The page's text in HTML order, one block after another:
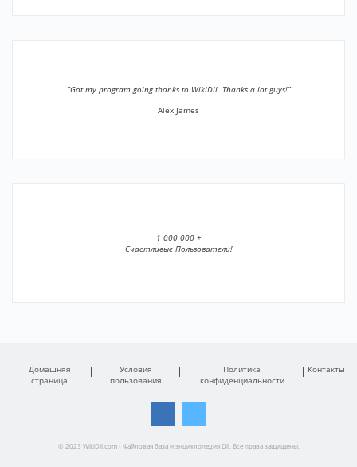
”Got my program going thanks to WikiDll. Thanks a lot guys!”
Alex James
1 000 000 +
Счастливые Пользователи!
Домашняя
страница
Условия
пользования
Политика
конфиденциальности
Контакты
© 2023 WikiDll.com - Файловая база и энциклопедия Dll. Все права защищены.